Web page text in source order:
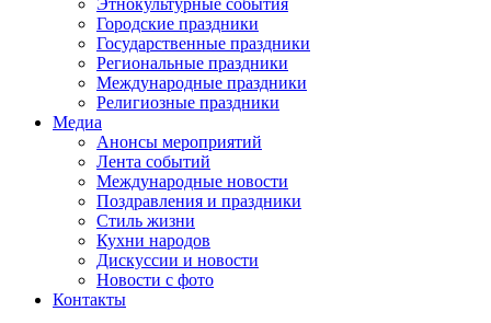
Этнокультурные события
Городские праздники
Государственные праздники
Региональные праздники
Международные праздники
Религиозные праздники
Медиа
Анонсы мероприятий
Лента событий
Международные новости
Поздравления и праздники
Cтиль жизни
Кухни народов
Дискуссии и новости
Новости с фото
Контакты